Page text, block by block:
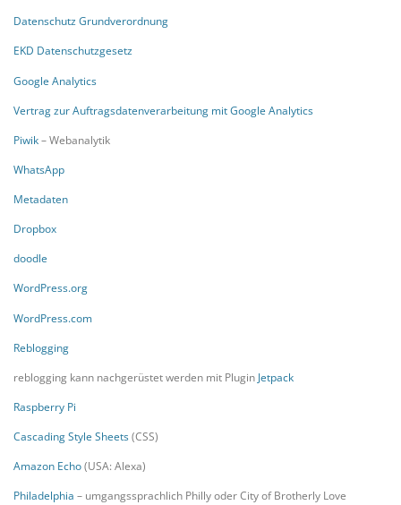
Datenschutz Grundverordnung
EKD Datenschutzgesetz
Google Analytics
Vertrag zur Auftragsdatenverarbeitung mit Google Analytics
Piwik– Webanalytik
WhatsApp
Metadaten
Dropbox
doodle
WordPress.org
WordPress.com
Reblogging
reblogging kann nachgerüstet werden mit Plugin Jetpack
Raspberry Pi
Cascading Style Sheets(CSS)
Amazon Echo(USA: Alexa)
Philadelphia – umgangssprachlich Philly oder City of Brotherly Love